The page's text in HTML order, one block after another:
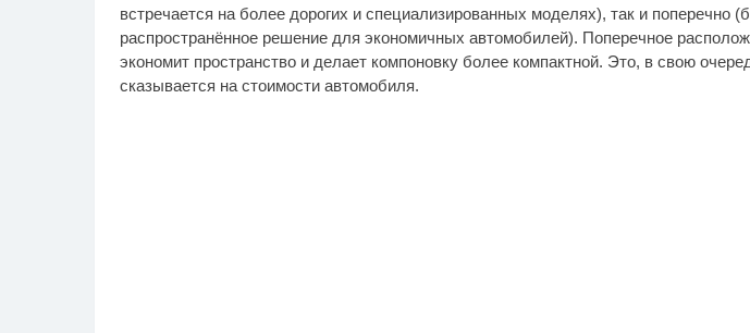
встречается на более дорогих и специализированных моделях), так и поперечно
распространённое решение для экономичных автомобилей). Поперечное
экономит пространство и делает компоновку более компактной. Это, в свою
сказывается на стоимости автомобиля.